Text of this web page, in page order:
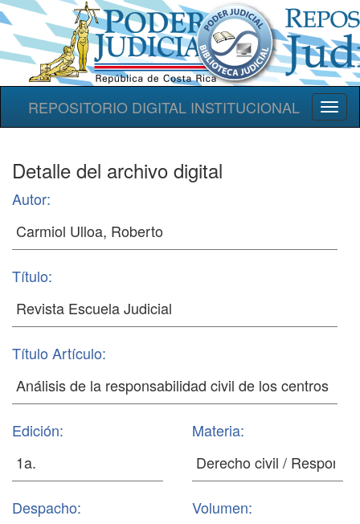
REPOSITORIO DIGITAL INSTITUCIONAL
Detalle del archivo digital
Autor:
Título:
Título Artículo:
Edición: Materia:
Despacho: Volumen: